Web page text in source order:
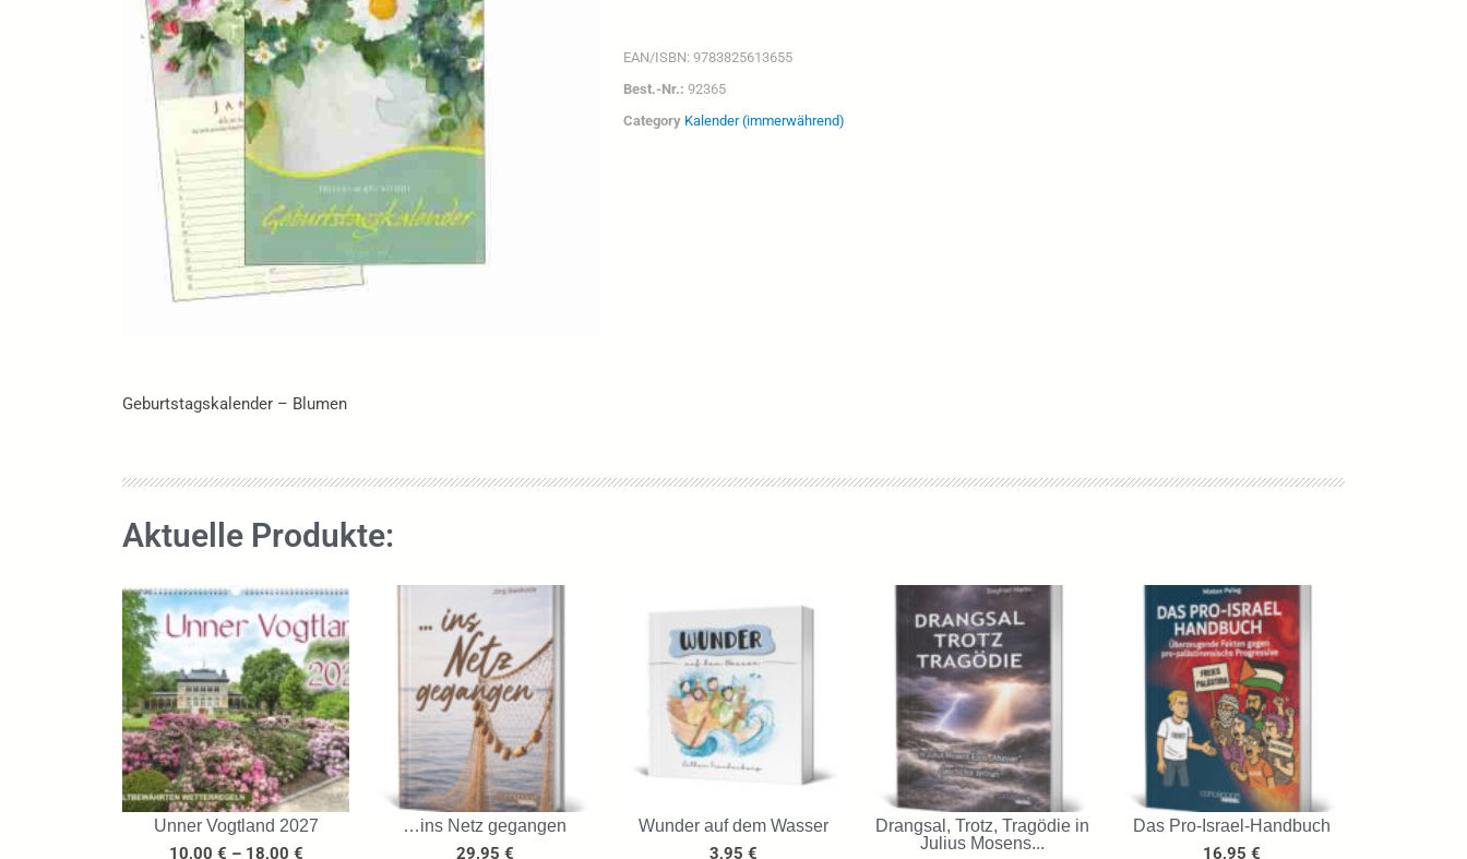
EAN/ISBN: 9783825613655
Best.-Nr.: 92365
Category Kalender (immerwährend)
Geburtstagskalender – Blumen
Aktuelle Produkte:
Unner Vogtland 2027
10,00 € – 18,00 €
…ins Netz gegangen
29,95 €
Wunder auf dem Wasser
3,95 €
Drangsal, Trotz, Tragödie in
Julius Mosens...
Das Pro-Israel-Handbuch
16,95 €